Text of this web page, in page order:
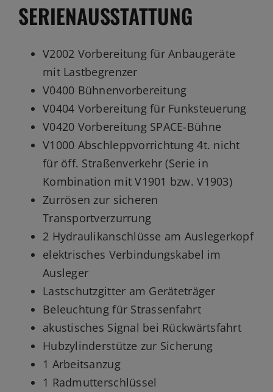
SERIENAUSSTATTUNG
V2002 Vorbereitung für Anbaugeräte
mit Lastbegrenzer
V0400 Bühnenvorbereitung
V0404 Vorbereitung für Funksteuerung
V0420 Vorbereitung SPACE-Bühne
V1000 Abschleppvorrichtung 4t. nicht
für öff. Straßenverkehr (Serie in
Kombination mit V1901 bzw. V1903)
Zurrösen zur sicheren
Transportverzurrung
2 Hydraulikanschlüsse am Auslegerkopf
elektrisches Verbindungskabel im
Ausleger
Lastschutzgitter am Geräteträger
Beleuchtung für Strassenfahrt
akustisches Signal bei Rückwärtsfahrt
Hubzylinderstütze zur Sicherung
1 Arbeitsanzug
1 Radmutterschlüssel